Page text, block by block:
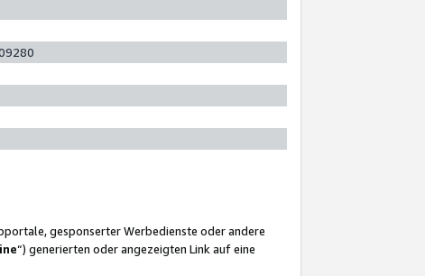
gesponserter Werbedienste oder andere
“) generierten oder angezeigten Link auf eine